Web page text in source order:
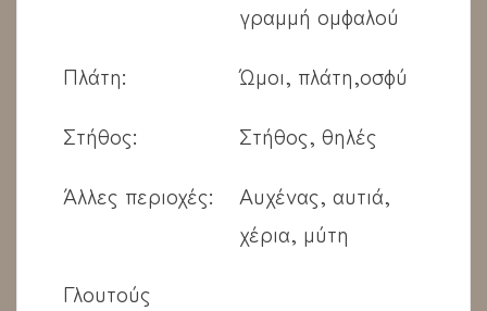
γραμμή ομφαλού
Πλάτη:
Ώμοι, πλάτη,οσφύ
Στήθος:
Στήθος, θηλές
Άλλες περιοχές:
Αυχένας, αυτιά,
χέρια, μύτη
Γλουτούς